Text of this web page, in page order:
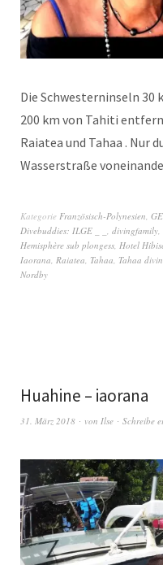
Die Schwesterninseln 30
200 km von Tahiti
Raiatea und Tahaa . Nur
Wasserstraße
Kategorie Französisch-Polynesien,
Divebuddies: ILGE _ _ , divingfamily,
Hemisphère sub plongess, Hotel
Iaorana, Raiatea, Tahaa, Tahaa
Nordby
Huahine – iaorana
31. März 2018 von Ilse Schreibe